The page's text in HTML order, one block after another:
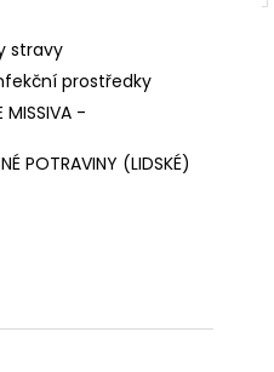
stravy
prostředky
MISSIVA -
POTRAVINY (LIDSKÉ)